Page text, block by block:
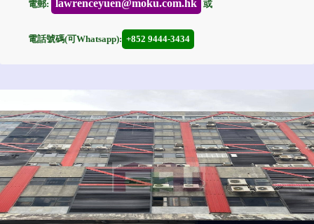
電郵: lawrenceyuen@moku.com.hk 或
電話號碼(可Whatsapp): +852 9444-3434